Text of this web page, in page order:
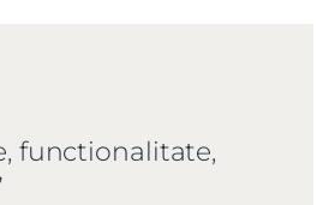
functionalitate,